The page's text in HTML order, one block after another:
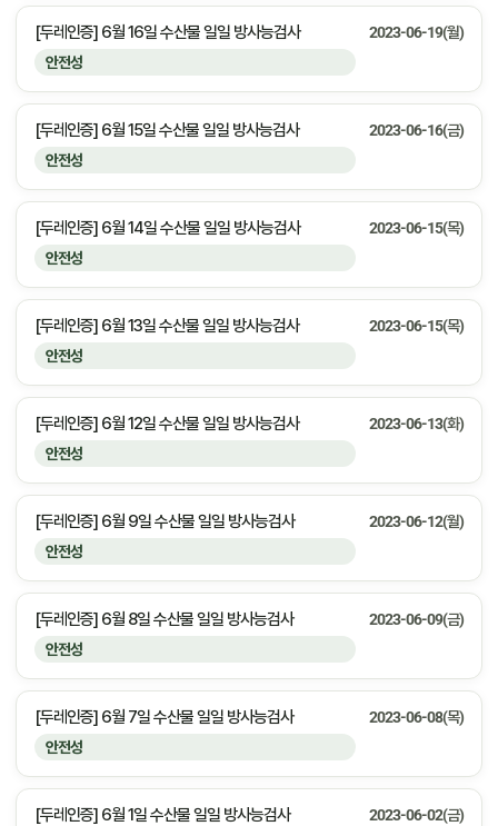
안전성
[두레인증] 6월 16일 수산물 일일 방사능검사 2023-06-19(월)
안전성
[두레인증] 6월 15일 수산물 일일 방사능검사 2023-06-16(금)
안전성
[두레인증] 6월 14일 수산물 일일 방사능검사 2023-06-15(목)
안전성
[두레인증] 6월 13일 수산물 일일 방사능검사 2023-06-15(목)
안전성
[두레인증] 6월 12일 수산물 일일 방사능검사 2023-06-13(화)
안전성
[두레인증] 6월 9일 수산물 일일 방사능검사 2023-06-12(월)
안전성
[두레인증] 6월 8일 수산물 일일 방사능검사 2023-06-09(금)
안전성
[두레인증] 6월 7일 수산물 일일 방사능검사 2023-06-08(목)
[두레인증] 6월 1일 수산물 일일 방사능검사 2023-06-02(금)